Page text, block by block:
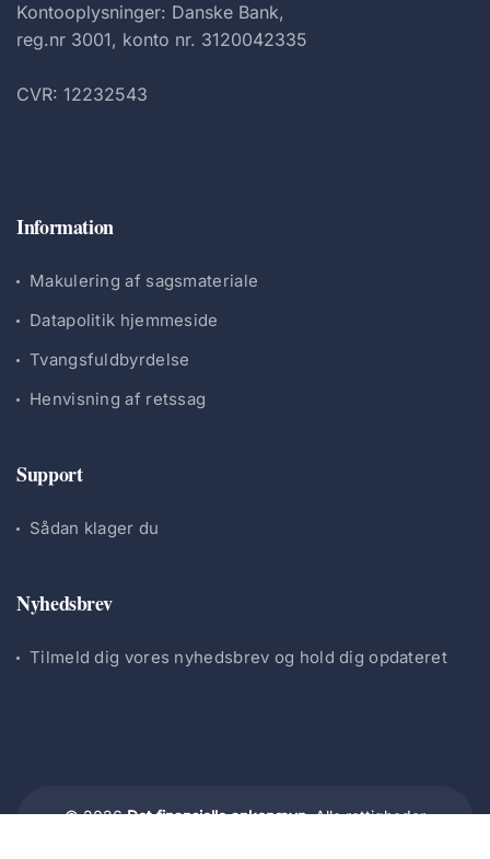
Kontooplysninger: Danske Bank,
reg.nr 3001, konto nr. 3120042335
CVR: 12232543
Information
Makulering af sagsmateriale
Datapolitik hjemmeside
Tvangsfuldbyrdelse
Henvisning af retssag
Support
Sådan klager du
Nyhedsbrev
Tilmeld dig vores nyhedsbrev og hold dig opdateret
© 2026Det finansielle ankenævn.Alle rettigheder